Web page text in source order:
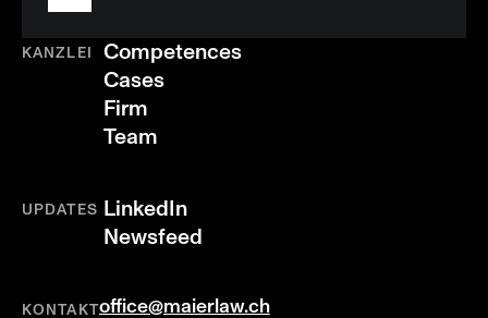
KANZLEI
Competences
Cases
Firm
Team
UPDATES
LinkedIn
Newsfeed
KONTAKToffice@maierlaw.ch